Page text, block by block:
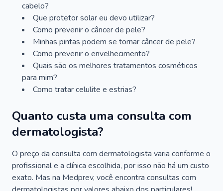
cabelo?
Que protetor solar eu devo utilizar?
Como prevenir o câncer de pele?
Minhas pintas podem se tornar câncer de pele?
Como prevenir o envelhecimento?
Quais são os melhores tratamentos cosméticos
para mim?
Como tratar celulite e estrias?
Quanto custa uma consulta com
dermatologista?
O preço da consulta com dermatologista varia conforme o
profissional e a clínica escolhida, por isso não há um custo
exato. Mas na Medprev, você encontra consultas com